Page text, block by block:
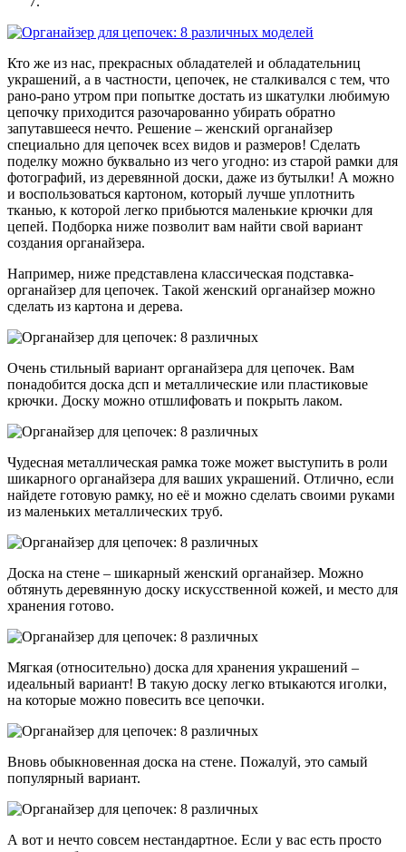
Кто же из нас, прекрасных обладателей и обладательниц
украшений, а в частности, цепочек, не сталкивался с тем, что
рано-рано утром при попытке достать из шкатулки любимую
цепочку приходится разочарованно убирать обратно
запутавшееся нечто. Решение – женский органайзер
специально для цепочек всех видов и размеров! Сделать
поделку можно буквально из чего угодно: из старой рамки для
фотографий, из деревянной доски, даже из бутылки! А можно
и воспользоваться картоном, который лучше уплотнить
тканью, к которой легко прибьются маленькие крючки для
цепей. Подборка ниже позволит вам найти свой вариант
создания органайзера.
Например, ниже представлена классическая подставка-
органайзер для цепочек. Такой женский органайзер можно
сделать из картона и дерева.
Очень стильный вариант органайзера для цепочек. Вам
понадобится доска дсп и металлические или пластиковые
крючки. Доску можно отшлифовать и покрыть лаком.
Чудесная металлическая рамка тоже может выступить в роли
шикарного органайзера для ваших украшений. Отлично, если
найдете готовую рамку, но её и можно сделать своими руками
из маленьких металлических труб.
Доска на стене – шикарный женский органайзер. Можно
обтянуть деревянную доску искусственной кожей, и место для
хранения готово.
Мягкая (относительно) доска для хранения украшений –
идеальный вариант! В такую доску легко втыкаются иголки,
на которые можно повесить все цепочки.
Вновь обыкновенная доска на стене. Пожалуй, это самый
популярный вариант.
А вот и нечто совсем нестандартное. Если у вас есть просто